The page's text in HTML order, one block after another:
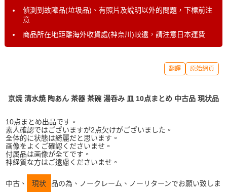
偵測到故障品(垃圾品)、有照片及說明以外的問題，下標前注
意
商品所在地距離海外收貨處(神奈川)較遠，請注意日本運費
翻譯 原始網頁
京焼 清水焼 陶あん 茶器 茶碗 湯呑み 皿 10点まとめ 中古品 現状品
10点まとめ出品です。
素人確認ではございますが2点欠けがございました。
全体的に状態は綺麗だと思います。
画像をよくご確認くださいませ。
付属品は画像が全てです。
神経質な方はご遠慮くださいませ。
中古、 現状
品の為、ノークレーム、ノーリターンでお願い致しま